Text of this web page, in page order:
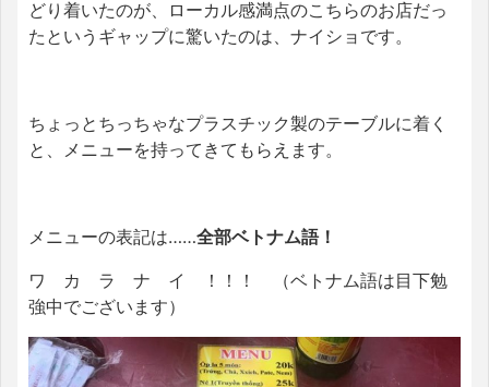
どり着いたのが、ローカル感満点のこちらのお店だっ
たというギャップに驚いたのは、ナイショです。
ちょっとちっちゃなプラスチック製のテーブルに着く
と、メニューを持ってきてもらえます。
メニューの表記は……全部ベトナム語！
ワ カ ラ ナ イ ！！！ （ベトナム語は目下勉
強中でございます）